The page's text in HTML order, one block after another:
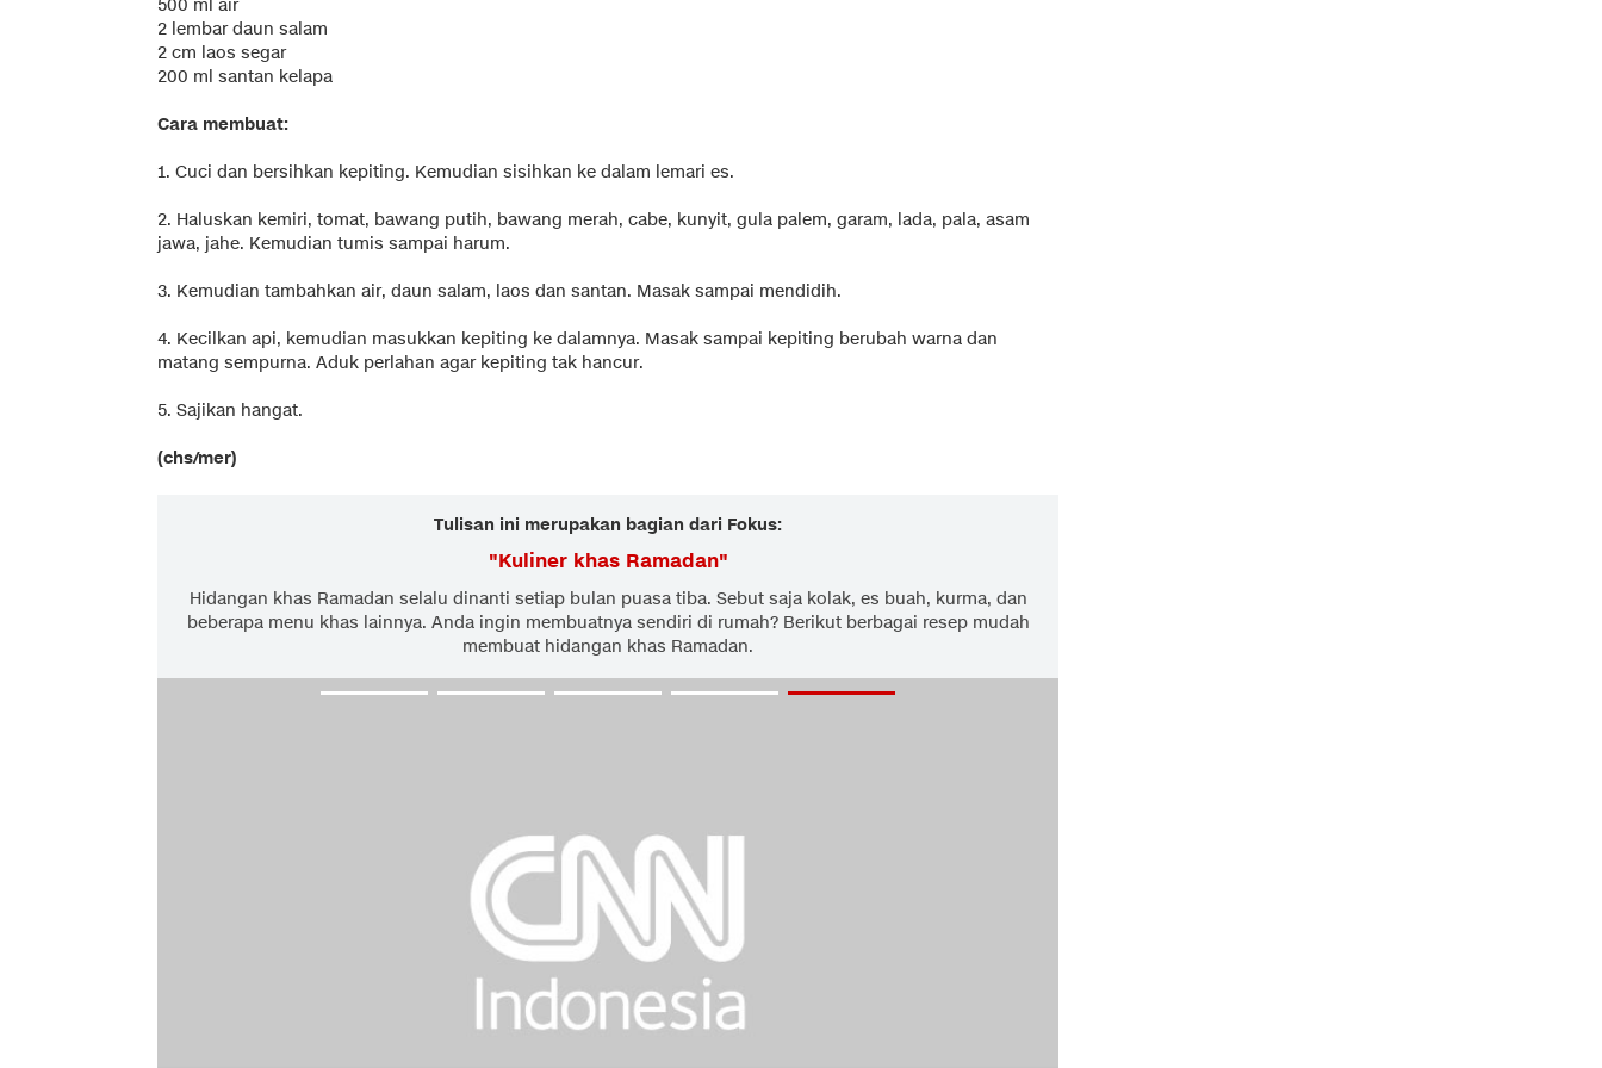
500 ml air
2 lembar daun salam
2 cm laos segar
200 ml santan kelapa
Cara membuat:
1. Cuci dan bersihkan kepiting. Kemudian sisihkan ke dalam lemari es.
2. Haluskan kemiri, tomat, bawang putih, bawang merah, cabe, kunyit, gula palem, garam, lada, pala, asam
jawa, jahe. Kemudian tumis sampai harum.
3. Kemudian tambahkan air, daun salam, laos dan santan. Masak sampai mendidih.
4. Kecilkan api, kemudian masukkan kepiting ke dalamnya. Masak sampai kepiting berubah warna dan
matang sempurna. Aduk perlahan agar kepiting tak hancur.
5. Sajikan hangat.
(chs/mer)
Tulisan ini merupakan bagian dari Fokus:
"Kuliner khas Ramadan"
Hidangan khas Ramadan selalu dinanti setiap bulan puasa tiba. Sebut saja kolak, es buah, kurma, dan
beberapa menu khas lainnya. Anda ingin membuatnya sendiri di rumah? Berikut berbagai resep mudah
membuat hidangan khas Ramadan.